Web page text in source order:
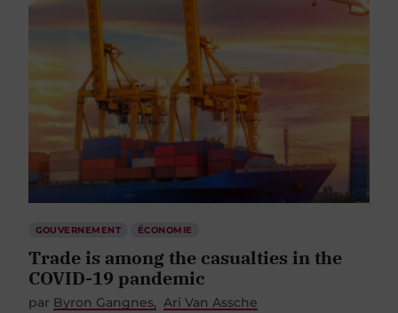
GOUVERNEMENT ÉCONOMIE
Trade is among the casualties in the
COVID-19 pandemic
par Byron Gangnes Ari Van Assche